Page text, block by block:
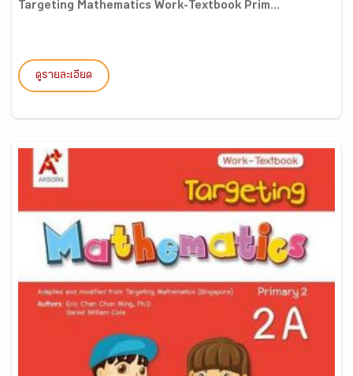
Targeting Mathematics Work-Textbook Prim...
ดูรายละเอียด